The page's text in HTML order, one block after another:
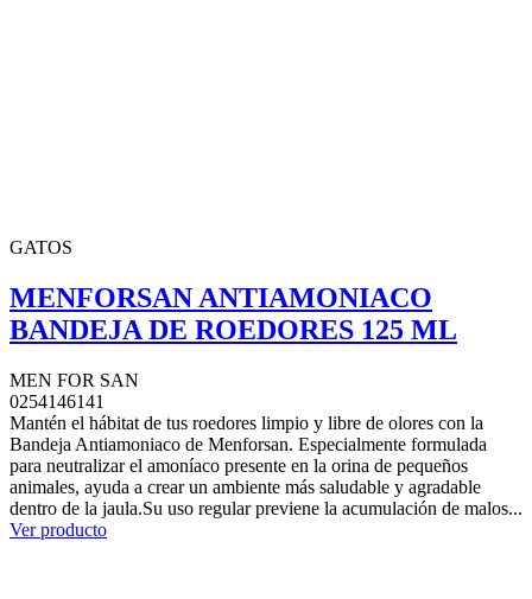
GATOS
MENFORSAN ANTIAMONIACO
BANDEJA DE ROEDORES 125 ML
MEN FOR SAN
0254146141
Mantén el hábitat de tus roedores limpio y libre de olores con la
Bandeja Antiamoniaco de Menforsan. Especialmente formulada
para neutralizar el amoníaco presente en la orina de pequeños
animales, ayuda a crear un ambiente más saludable y agradable
dentro de la jaula.Su uso regular previene la acumulación de malos...
Ver producto